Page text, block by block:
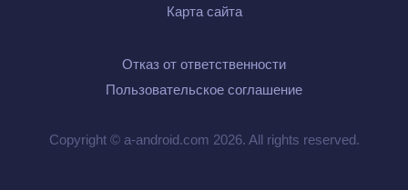
Карта сайта
Отказ от ответственности
Пользовательское соглашение
Copyright © a-android.com 2026. All rights reserved.